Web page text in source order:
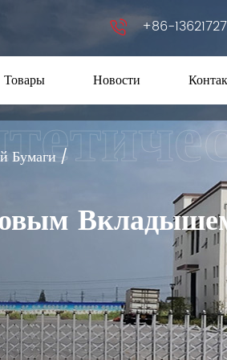
+86-
Товары Новости
Бумаги/